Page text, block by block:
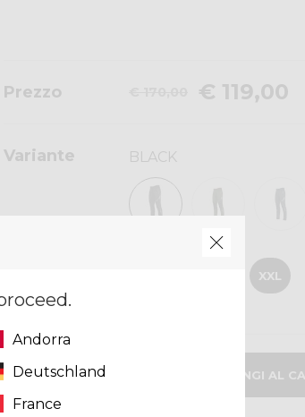
Prezzo € 119,00
Variante BLACK
XXL
Quantità
Andorra
Deutschland
France